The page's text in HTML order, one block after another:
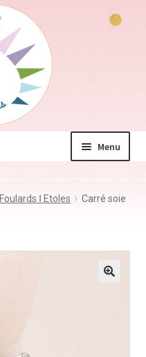
Menu
Foulards Ⅰ Etoles
Carré soie